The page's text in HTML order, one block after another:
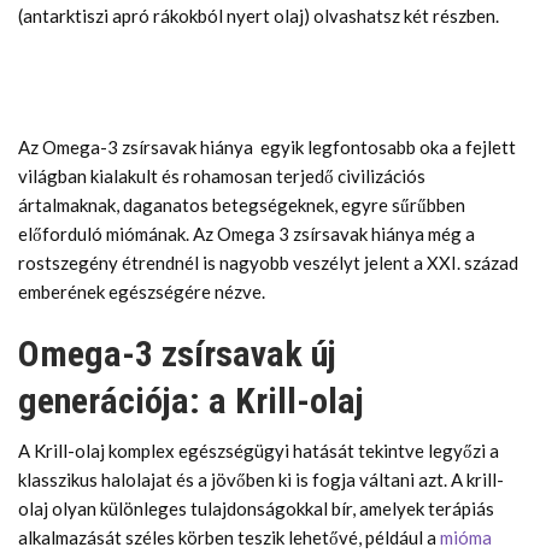
(antarktiszi apró rákokból nyert olaj) olvashatsz két részben.
Az Omega-3 zsírsavak hiánya egyik legfontosabb oka a fejlett
világban kialakult és rohamosan terjedő civilizációs
ártalmaknak, daganatos betegségeknek, egyre sűrűbben
előforduló miómának. Az Omega 3 zsírsavak hiánya még a
rostszegény étrendnél is nagyobb veszélyt jelent a XXI. század
emberének egészségére nézve.
Omega-3 zsírsavak új
generációja: a Krill-olaj
A Krill-olaj komplex egészségügyi hatását tekintve legyőzi a
klasszikus halolajat és a jövőben ki is fogja váltani azt. A krill-
olaj olyan különleges tulajdonságokkal bír, amelyek terápiás
alkalmazását széles körben teszik lehetővé, például a mióma